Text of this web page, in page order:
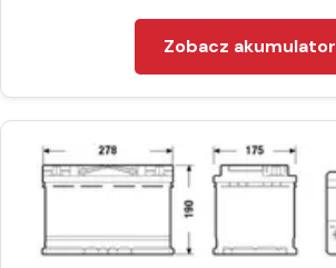
Zobacz akumulator